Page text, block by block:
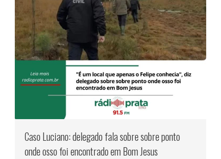
Caso Luciano: delegado fala sobre sobre ponto
onde osso foi encontrado em Bom Jesus